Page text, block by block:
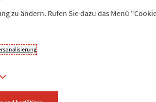
Selbsthaftend
Beige 6x 200cm
zu ändern. Rufen Sie dazu das Menü